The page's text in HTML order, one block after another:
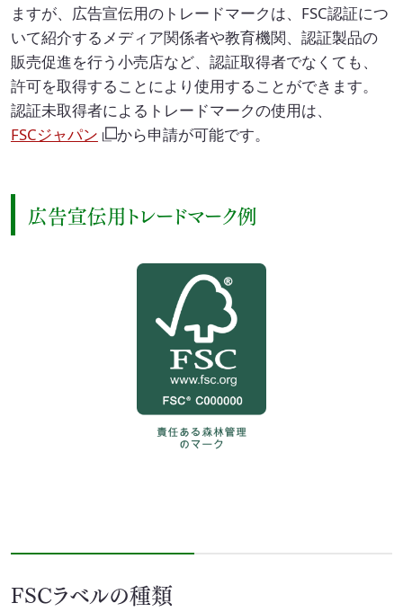
ますが、広告宣伝用のトレードマークは、FSC認証につ
いて紹介するメディア関係者や教育機関、認証製品の
販売促進を行う小売店など、認証取得者でなくても、
許可を取得することにより使用することができます。
認証未取得者によるトレードマークの使用は、
FSCジャパン から申請が可能です。
広告宣伝用トレードマーク例
FSCラベルの種類